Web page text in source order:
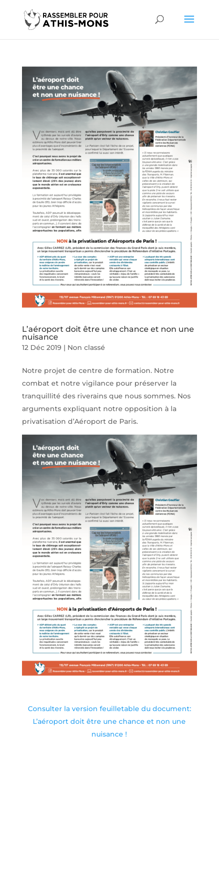
L’aéroport doit être une chance et non une
nuisance
12 Déc 2019 | Non classé
Notre projet de centre de formation. Notre
combat et notre vigilance pour préserver la
tranquillité des riverains que nous sommes. Nos
arguments expliquant notre opposition à la
privatisation d’Aéroport de Paris.
Consulter la version feuilletable du document:
L’aéroport doit être une chance et non une
nuisance !